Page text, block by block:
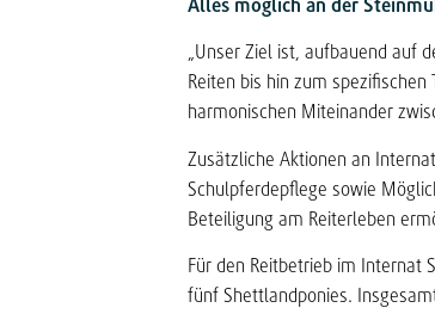
Alles möglich an der
„Unser Ziel ist, aufbauend auf
Reiten bis hin zum
harmonischen Miteinander
Zusätzliche Aktionen an
Schulpferdepflege sowie
Beteiligung am Reiterleben
Für den Reitbetrieb im Internat
fünf Shettlandponies.